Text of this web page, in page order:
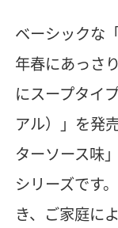
ベーシックな
年春にあっさ
にスープタイ
アル）」を発
ターソース味
シリーズです
き、ご家庭に